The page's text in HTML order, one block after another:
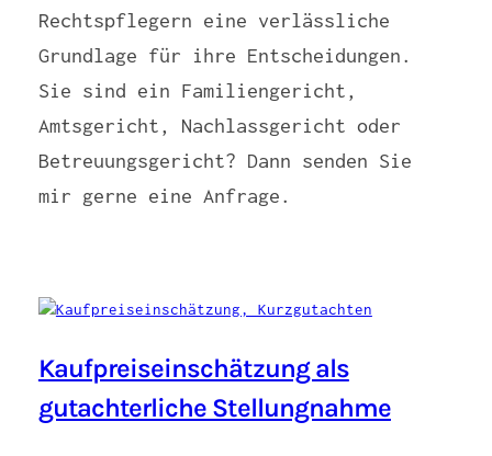
Rechtspflegern eine verlässliche
Grundlage für ihre Entscheidungen.
Sie sind ein Familiengericht,
Amtsgericht, Nachlassgericht oder
Betreuungsgericht? Dann senden Sie
mir gerne eine Anfrage.
Kaufpreiseinschätzung als
gutachterliche Stellungnahme